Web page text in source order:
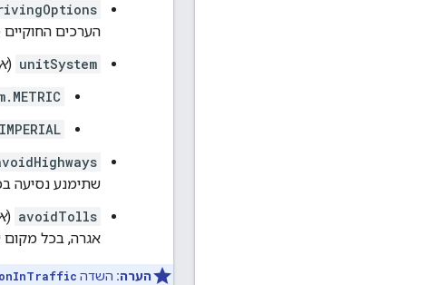
הערכים
unitSystem
(
שתימנע נסיעה
avoidTolls
(
אגרה, בכל
הערה: השדה